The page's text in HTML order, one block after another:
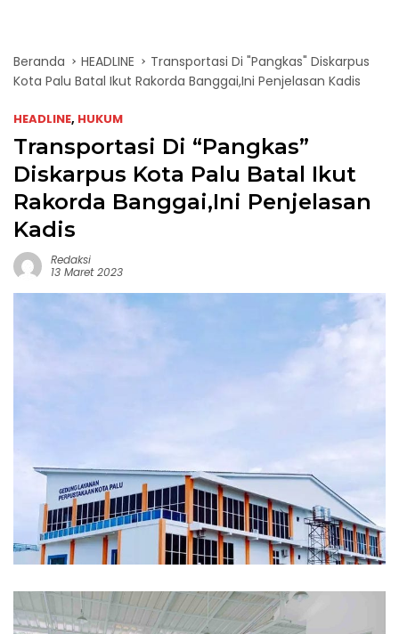
Beranda HEADLINE
Transportasi Di "Pangkas" Diskarpus
Kota Palu Batal Ikut Rakorda Banggai,Ini Penjelasan Kadis
HEADLINE, HUKUM
Transportasi Di “Pangkas”
Diskarpus Kota Palu Batal Ikut
Rakorda Banggai,Ini Penjelasan
Kadis
Redaksi
13 Maret 2023